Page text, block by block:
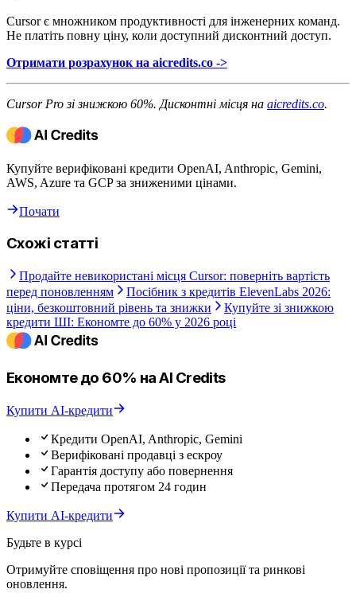
Cursor є множником продуктивності для інженерних команд.
Не платіть повну ціну, коли доступний дисконтний доступ.
Отримати розрахунок на aicredits.co ->
Cursor Pro зі знижкою 60%. Дисконтні місця на aicredits.co.
Купуйте верифіковані кредити OpenAI, Anthropic, Gemini,
AWS, Azure та GCP за зниженими цінами.
Почати
Схожі статті
Продайте невикористані місця Cursor: поверніть вартість
перед поновленням
Посібник з кредитів ElevenLabs 2026:
ціни, безкоштовний рівень та знижки
Купуйте зі знижкою
кредити ШІ: Економте до 60% у 2026 році
Економте до 60% на AI Credits
Купити AI-кредити
Кредити OpenAI, Anthropic, Gemini
Верифіковані продавці з ескроу
Гарантія доступу або повернення
Передача протягом 24 годин
Купити AI-кредити
Будьте в курсі
Отримуйте сповіщення про нові пропозиції та ринкові
оновлення.